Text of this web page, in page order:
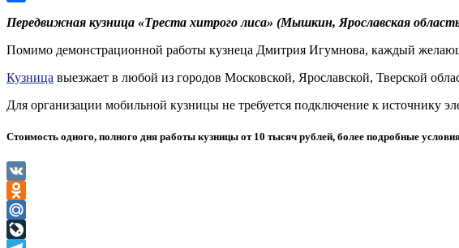
Передвижная кузница «Треста хитрого лиса» (Мышкин, Ярославская
Помимо демонстрационной работы кузнеца Дмитрия Игумнова, каждый
Кузница выезжает в любой из городов Московской, Ярославской, Тверской
Для организации мобильной кузницы не требуется подключение к источнику
Стоимость одного, полного дня работы кузницы от 10 тысяч рублей, более подробные
VK
Odnoklassniki
Mail.Ru